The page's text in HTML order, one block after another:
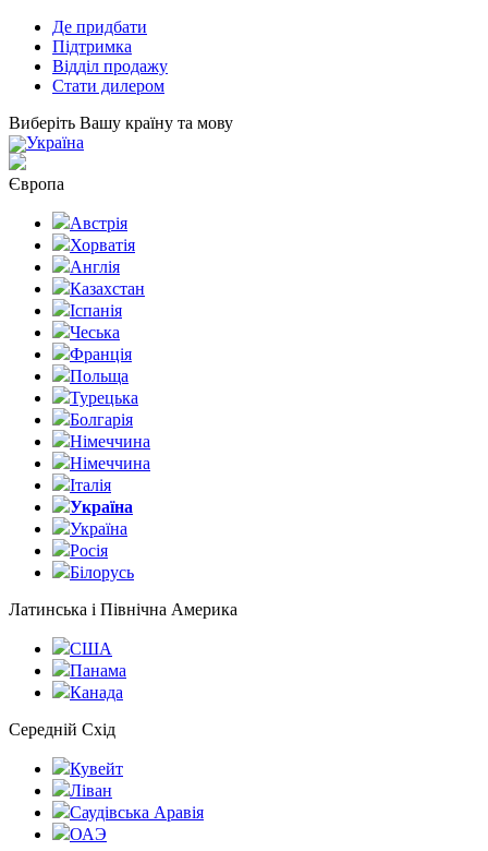
Де придбати
Підтримка
Відділ продажу
Стати дилером
Виберіть Вашу країну та мову
Україна
Європа
Австрія
Хорватія
Англія
Казахстан
Іспанія
Чеська
Франція
Польща
Турецька
Болгарія
Німеччина
Німеччина
Італія
Україна
Україна
Росія
Білорусь
Латинська і Північна Америка
США
Панама
Канада
Середній Схід
Кувейт
Ліван
Саудівська Аравія
ОАЭ